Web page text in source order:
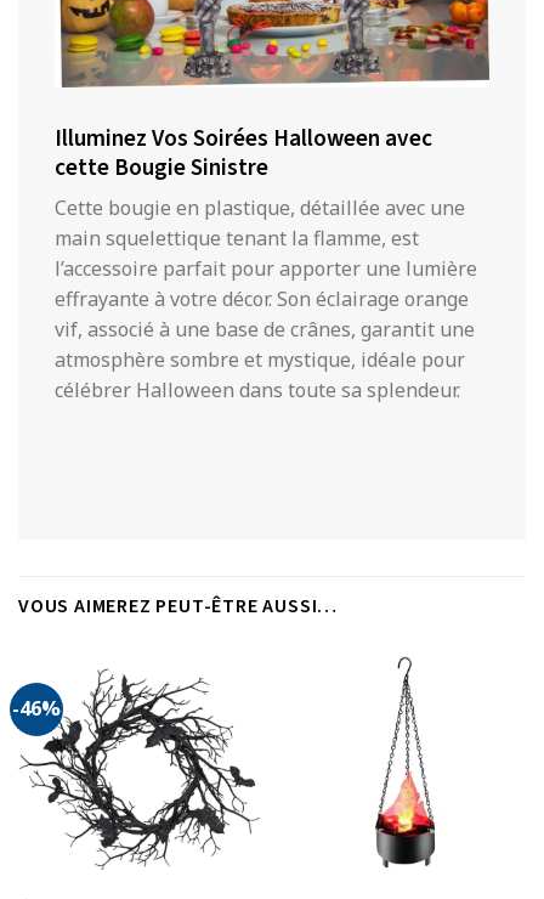
Illuminez Vos Soirées Halloween avec
cette Bougie Sinistre
Cette bougie en plastique, détaillée avec une
main squelettique tenant la flamme, est
l’accessoire parfait pour apporter une lumière
effrayante à votre décor. Son éclairage orange
vif, associé à une base de crânes, garantit une
atmosphère sombre et mystique, idéale pour
célébrer Halloween dans toute sa splendeur.
VOUS AIMEREZ PEUT-ÊTRE AUSSI…
-46%